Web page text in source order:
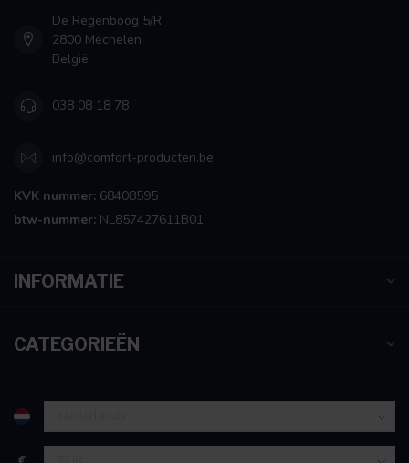
De Regenboog 5/R
2800 Mechelen
België
038 08 18 78
info@comfort-producten.be
KVK nummer: 68408595
btw-nummer: NL857427611B01
INFORMATIE
CATEGORIEËN